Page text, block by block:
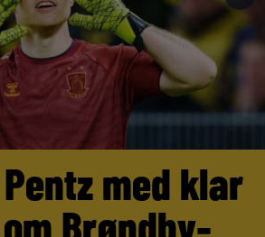
med klar
Brøndby-